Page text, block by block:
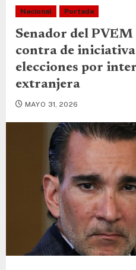
Nacional Portada
Senador del
contra de
elecciones por
extranjera
MAYO 31, 2026